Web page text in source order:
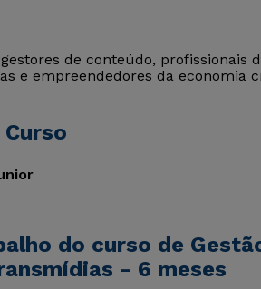
de conteúdo, profissionais
e empreendedores da economia
do curso de
- 6 meses